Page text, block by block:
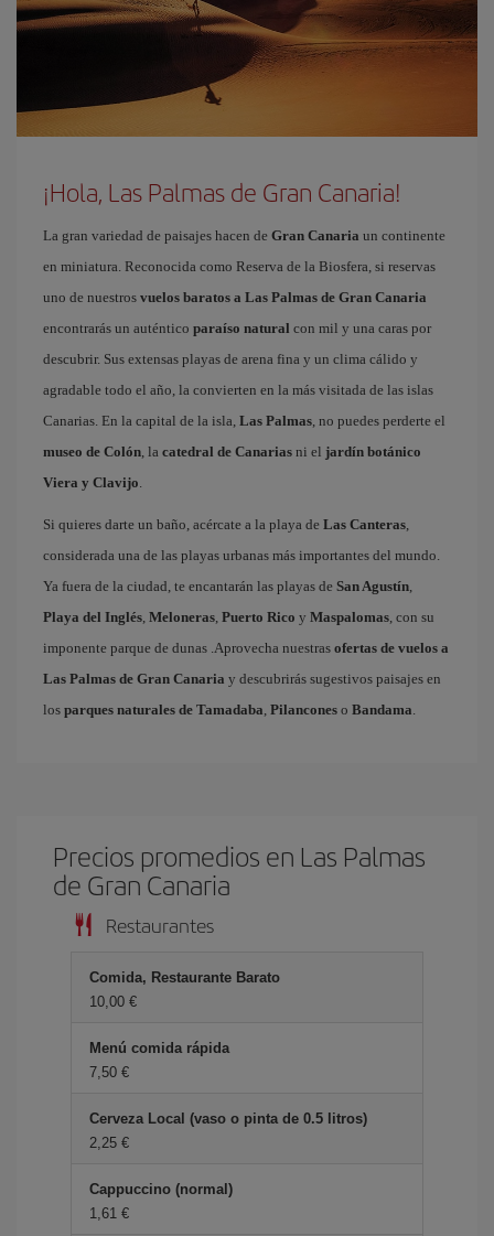
¡Hola, Las Palmas de Gran Canaria!
La gran variedad de paisajes hacen de Gran Canaria un continente
en miniatura. Reconocida como Reserva de la Biosfera, si reservas
uno de nuestros vuelos baratos a Las Palmas de Gran Canaria
encontrarás un auténtico paraíso natural con mil y una caras por
descubrir. Sus extensas playas de arena fina y un clima cálido y
agradable todo el año, la convierten en la más visitada de las islas
Canarias. En la capital de la isla, Las Palmas, no puedes perderte el
museo de Colón, la catedral de Canarias ni el jardín botánico
Viera y Clavijo.
Si quieres darte un baño, acércate a la playa de Las Canteras,
considerada una de las playas urbanas más importantes del mundo.
Ya fuera de la ciudad, te encantarán las playas de San Agustín,
Playa del Inglés, Meloneras, Puerto Rico y Maspalomas, con su
imponente parque de dunas .Aprovecha nuestras ofertas de vuelos a
Las Palmas de Gran Canaria y descubrirás sugestivos paisajes en
los parques naturales de Tamadaba, Pilancones o Bandama.
Precios promedios en Las Palmas
de Gran Canaria
Restaurantes
Comida, Restaurante Barato
10,00 €
Menú comida rápida
7,50 €
Cerveza Local (vaso o pinta de 0.5 litros)
2,25 €
Cappuccino (normal)
1,61 €